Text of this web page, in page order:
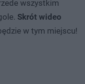
wszystkim
Skrót wideo
w tym miejscu!